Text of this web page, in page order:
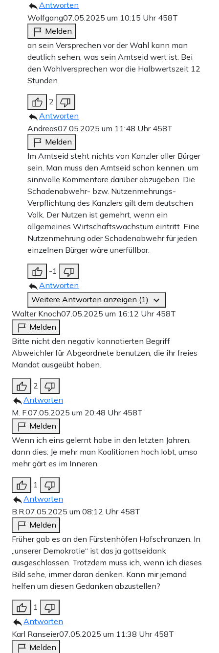
Antworten
Wolfgang07.05.2025 um 10:15 Uhr 458T
Melden
an sein Versprechen vor der Wahl kann man
deutlich sehen, was sein Amtseid wert ist. Bei
den Wahlversprechen war die Halbwertszeit 12
Stunden.
2
Antworten
Andreas07.05.2025 um 11:48 Uhr 458T
Melden
Im Amtseid steht nichts von Kanzler aller Bürger
sein. Man muss den Amtseid schon kennen, um
sinnvolle Kommentare darüber abzugeben. Die
Schadenabwehr- bzw. Nutzenmehrungs-
Verpflichtung des Kanzlers gilt dem deutschen
Volk. Der Nutzen ist gemehrt, wenn ein
allgemeines Wirtschaftswachstum eintritt. Eine
Nutzenmehrung oder Schadenabwehr für jeden
einzelnen Bürger wäre unerfüllbar.
-1
Antworten
Weitere Antworten anzeigen (1)
Walter Knoch07.05.2025 um 16:12 Uhr 458T
Melden
Bitte nicht den negativ konnotierten Begriff
Abweichler für Abgeordnete benutzen, die ihr freies
Mandat ausgeübt haben.
2
Antworten
M. F.07.05.2025 um 20:48 Uhr 458T
Melden
Wenn ich eins gelernt habe in den letzten Jahren,
dann dies: Je mehr man Koalitionen hoch lobt, umso
mehr gärt es im Inneren.
1
Antworten
B.R.07.05.2025 um 08:12 Uhr 458T
Melden
Früher gab es an den Fürstenhöfen Hofschranzen. In
„unserer Demokratie“ ist das ja gottseidank
ausgeschlossen. Trotzdem muss ich, wenn ich dieses
Bild sehe, immer daran denken. Kann mir jemand
helfen um diesen Gedanken abzustellen?
1
Antworten
Karl Ranseier07.05.2025 um 11:38 Uhr 458T
Melden